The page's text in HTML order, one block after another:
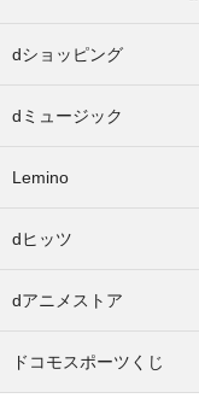
dショッピング
dミュージック
Lemino
dヒッツ
dアニメストア
ドコモスポーツくじ